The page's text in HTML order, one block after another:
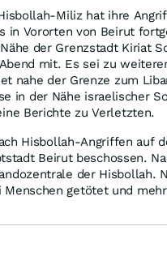
Miliz hat ihre
in Vororten von Beirut
der Grenzstadt Kiriat
mit. Es sei zu
nahe der Grenze zum
in der Nähe israelischer
Berichte zu Verletzten.
Hisbollah-Angriffen auf
Beirut beschossen.
der Hisbollah.
Menschen getötet und